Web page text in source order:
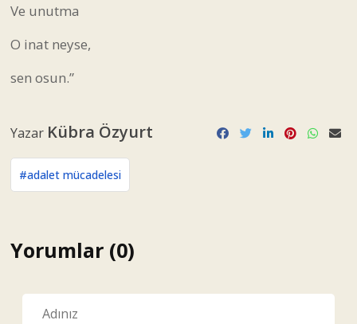
Ve unutma
O inat neyse,
sen osun.”
Yazar Kübra Özyurt
#adalet mücadelesi
Yorumlar (0)